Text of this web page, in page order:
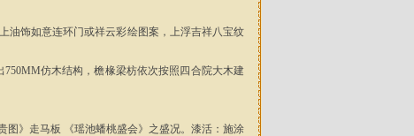
油饰如意连环门或祥云彩绘图案，上浮吉祥八宝纹
仿木结构，檐椽梁枋依次按照四合院大木建
图》走马板 《瑶池蟠桃盛会》之盛况。漆活：施涂